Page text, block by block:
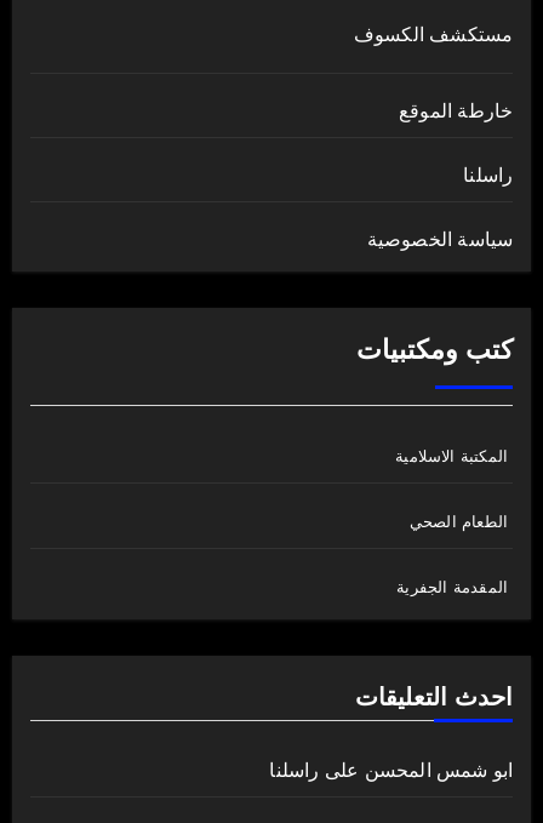
مستكشف الكسوف
خارطة الموقع
راسلنا
سياسة الخصوصية
كتب ومكتبيات
المكتبة الاسلامية
الطعام الصحي
المقدمة الجفرية
احدث التعليقات
ابو شمس المحسن على راسلنا